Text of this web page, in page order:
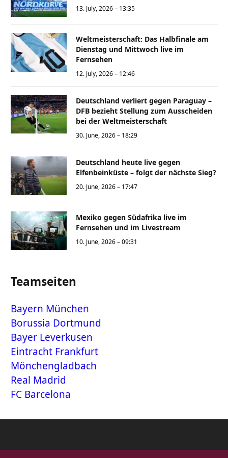
13. July, 2026 – 13:35
Weltmeisterschaft: Das Halbfinale am
Dienstag und Mittwoch live im
Fernsehen
12. July, 2026 – 12:46
Deutschland verliert gegen Paraguay –
DFB bezieht Stellung zum Ausscheiden
bei der Weltmeisterschaft
30. June, 2026 – 18:29
Deutschland heute live gegen
Elfenbeinküste – folgt der nächste Sieg?
20. June, 2026 – 17:47
Mexiko gegen Südafrika live im
Fernsehen und im Livestream
10. June, 2026 – 09:31
Teamseiten
Bayern München
Borussia Dortmund
Bayer Leverkusen
Eintracht Frankfurt
Mönchengladbach
Real Madrid
FC Barcelona